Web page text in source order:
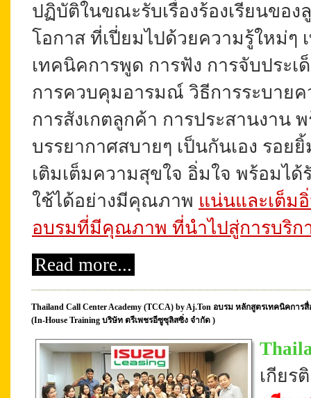
ปฏิบัติในขณะรับเรื่องร้องเรียนขอ
โอกาส ที่เปี่ยมไปด้วยความรู้ใหม่ๆ
เทคนิคการพูด การฟัง การจับประ
การควบคุมอารมณ์ วิธีการระบายค
การสังเกตลูกค้า การประสานงาน
บรรยากาศสบายๆ เป็นกันเอง รอย
เติมเต็มความสุขใจ อิ่มใจ พร้อมไ
ใช้ได้อย่างมีคุณภาพ แน่นและเต็ม
อบรมที่มีคุณภาพ ที่นำไปสู่การบริก
Read more...
Thailand Call Center Academy (TCCA) by Aj.Ton อบรม หลักสูตรเทคนิคก
(In-House Training บริษัท ตรีเพชรอีซูซุลิสซิ่ง จำกัด )
เกียร